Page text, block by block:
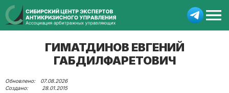
ГИМАТДИНОВ ЕВГЕНИЙ
ГАБДИЛФАРЕТОВИЧ
07.08.2026
28.01.2015